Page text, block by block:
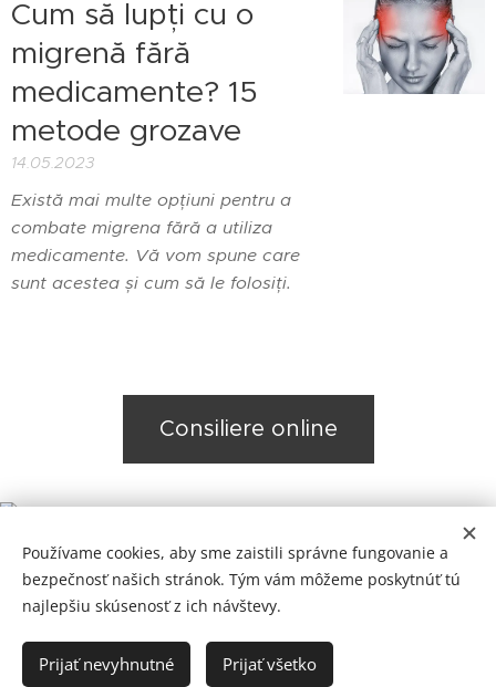
Cum să lupți cu o
migrenă fără
medicamente? 15
metode grozave
14.05.2023
Există mai multe opțiuni pentru a
combate migrena fără a utiliza
medicamente. Vă vom spune care
sunt acestea și cum să le folosiți.
Consiliere online
Používame cookies, aby sme zaistili správne fungovanie a
bezpečnosť našich stránok. Tým vám môžeme poskytnúť tú
najlepšiu skúsenosť z ich návštevy.
Prijať nevyhnutné Prijať všetko